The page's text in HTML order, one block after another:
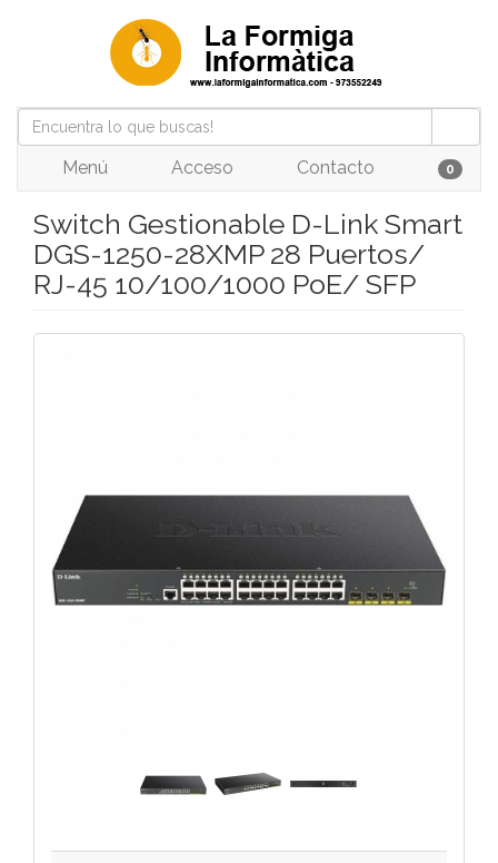
Menú Acceso Contacto 0
Switch Gestionable D-Link Smart
DGS-1250-28XMP 28 Puertos/
RJ-45 10/100/1000 PoE/ SFP